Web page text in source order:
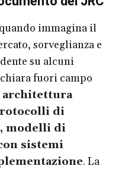
immagina il
sorveglianza e
su alcuni
fuori campo
architettura
di
modelli di
sistemi
. La